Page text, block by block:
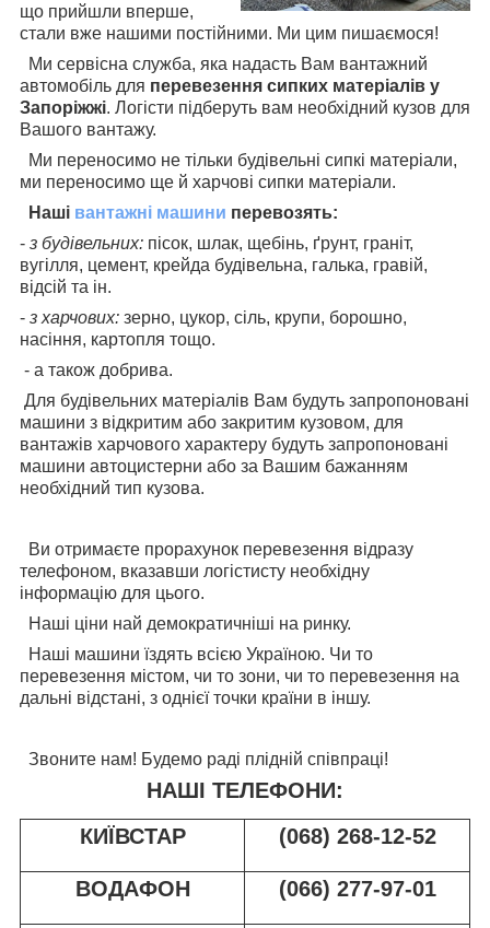
що прийшли вперше,
стали вже нашими постійними. Ми цим пишаємося!
Ми сервісна служба, яка надасть Вам вантажний
автомобіль для перевезення сипких матеріалів у
Запоріжжі. Логісти підберуть вам необхідний кузов для
Вашого вантажу.
Ми переносимо не тільки будівельні сипкі матеріали,
ми переносимо ще й харчові сипки матеріали.
Наші вантажні машини перевозять:
- з будівельних: пісок, шлак, щебінь, ґрунт, граніт,
вугілля, цемент, крейда будівельна, галька, гравій,
відсій та ін.
- з харчових: зерно, цукор, сіль, крупи, борошно,
насіння, картопля тощо.
- а також добрива.
Для будівельних матеріалів Вам будуть запропоновані
машини з відкритим або закритим кузовом, для
вантажів харчового характеру будуть запропоновані
машини автоцистерни або за Вашим бажанням
необхідний тип кузова.
Ви отримаєте прорахунок перевезення відразу
телефоном, вказавши логістисту необхідну
інформацію для цього.
Наші ціни най демократичніші на ринку.
Наші машини їздять всією Україною. Чи то
перевезення містом, чи то зони, чи то перевезення на
дальні відстані, з однієї точки країни в іншу.
Звоните нам! Будемо раді плідній співпраці!
НАШІ ТЕЛЕФОНИ:
КИЇВСТАР
(068) 268-12-52
ВОДАФОН (066) 277-97-01